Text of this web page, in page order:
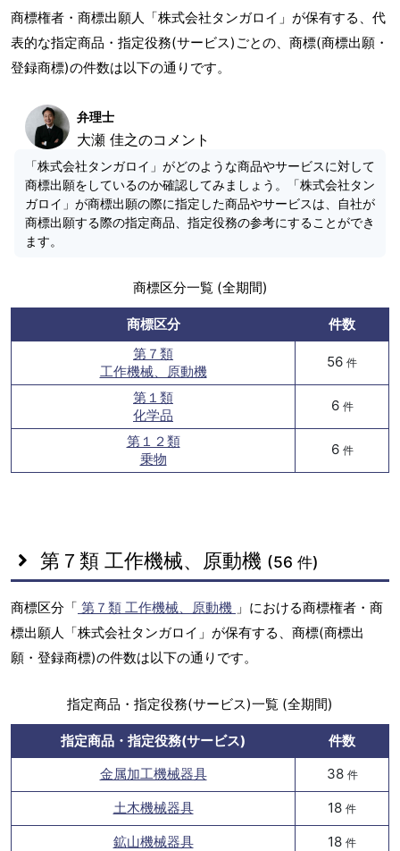
商標権者・商標出願人「株式会社タンガロイ」が保有する、代
表的な指定商品・指定役務(サービス)ごとの、商標(商標出願・
登録商標)の件数は以下の通りです。
弁理士
大瀬 佳之のコメント
「株式会社タンガロイ」がどのような商品やサービスに対して
商標出願をしているのか確認してみましょう。「株式会社タン
ガロイ」が商標出願の際に指定した商品やサービスは、自社が
商標出願する際の指定商品、指定役務の参考にすることができ
ます。
商標区分一覧 (全期間)
商標区分
件数
第７類
工作機械、原動機
56 件
第１類
化学品
6 件
第１２類
乗物
6 件
第７類 工作機械、原動機 (56 件)
商標区分「 第７類 工作機械、原動機 」における商標権者・商
標出願人「株式会社タンガロイ」が保有する、商標(商標出
願・登録商標)の件数は以下の通りです。
指定商品・指定役務(サービス)一覧 (全期間)
指定商品・指定役務(サービス)
件数
金属加工機械器具
38 件
土木機械器具 18 件
鉱山機械器具 18 件